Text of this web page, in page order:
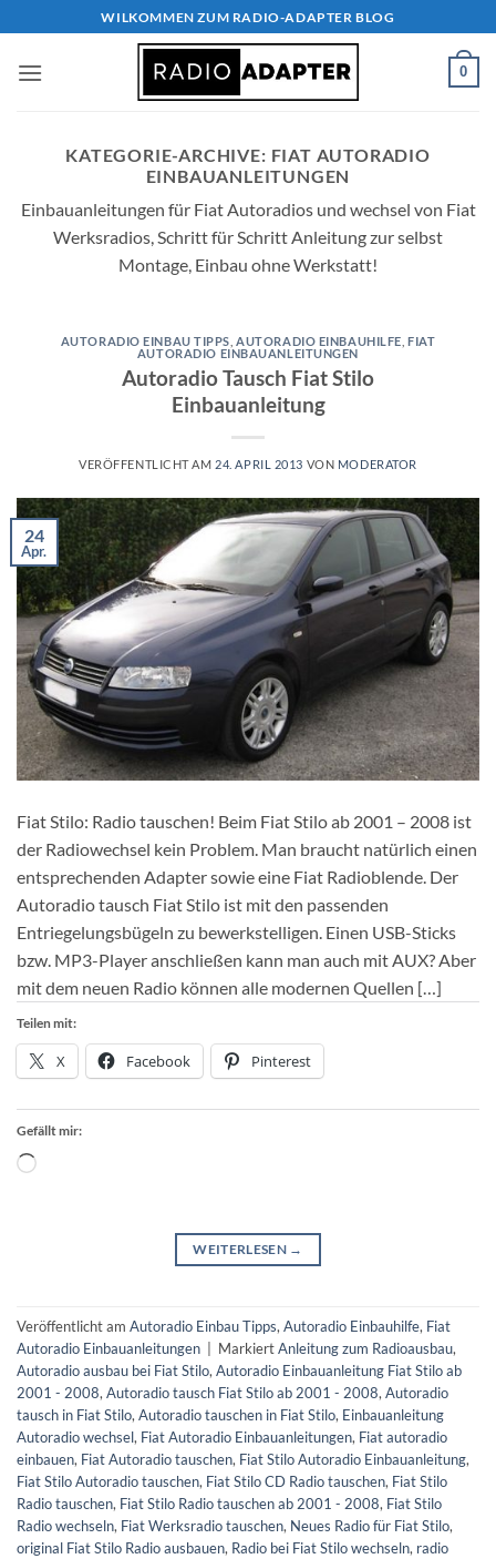
Inhalt
springen
WILKOMMEN ZUM RADIO-ADAPTER BLOG
0
KATEGORIE-ARCHIVE: FIAT AUTORADIO
EINBAUANLEITUNGEN
Einbauanleitungen für Fiat Autoradios und wechsel von Fiat
Werksradios, Schritt für Schritt Anleitung zur selbst
Montage, Einbau ohne Werkstatt!
AUTORADIO EINBAU TIPPS ,AUTORADIO EINBAUHILFE ,FIAT
AUTORADIO EINBAUANLEITUNGEN
Autoradio Tausch Fiat Stilo
Einbauanleitung
VERÖFFENTLICHT AM 24. APRIL 2013 VON MODERATOR
24
Apr.
Fiat Stilo: Radio tauschen! Beim Fiat Stilo ab 2001 – 2008 ist
der Radiowechsel kein Problem. Man braucht natürlich einen
entsprechenden Adapter sowie eine Fiat Radioblende. Der
Autoradio tausch Fiat Stilo ist mit den passenden
Entriegelungsbügeln zu bewerkstelligen. Einen USB-Sticks
bzw. MP3-Player anschließen kann man auch mit AUX? Aber
mit dem neuen Radio können alle modernen Quellen […]
Teilen mit:
X Facebook Pinterest
Gefällt mir:
Wird
WEITERLESEN →
Veröffentlicht am Autoradio Einbau Tipps, Autoradio Einbauhilfe, Fiat
Autoradio Einbauanleitungen
MarkiertAnleitung zum Radioausbau,
Autoradio ausbau bei Fiat Stilo, Autoradio Einbauanleitung Fiat Stilo ab
2001 - 2008, Autoradio tausch Fiat Stilo ab 2001 - 2008, Autoradio
tausch in Fiat Stilo, Autoradio tauschen in Fiat Stilo, Einbauanleitung
Autoradio wechsel, Fiat Autoradio Einbauanleitungen, Fiat autoradio
einbauen, Fiat Autoradio tauschen, Fiat Stilo Autoradio Einbauanleitung,
Fiat Stilo Autoradio tauschen, Fiat Stilo CD Radio tauschen, Fiat Stilo
Radio tauschen, Fiat Stilo Radio tauschen ab 2001 - 2008, Fiat Stilo
Radio wechseln, Fiat Werksradio tauschen, Neues Radio für Fiat Stilo,
original Fiat Stilo Radio ausbauen, Radio bei Fiat Stilo wechseln, radio